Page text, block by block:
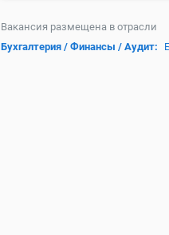
Вакансия размещена в отрасли
Бухгалтерия / Финансы / Аудит: